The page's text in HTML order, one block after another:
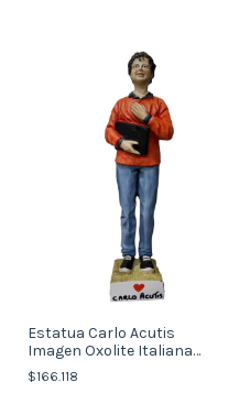
Estatua Carlo Acutis
Imagen Oxolite Italiana
29cm
$166.118